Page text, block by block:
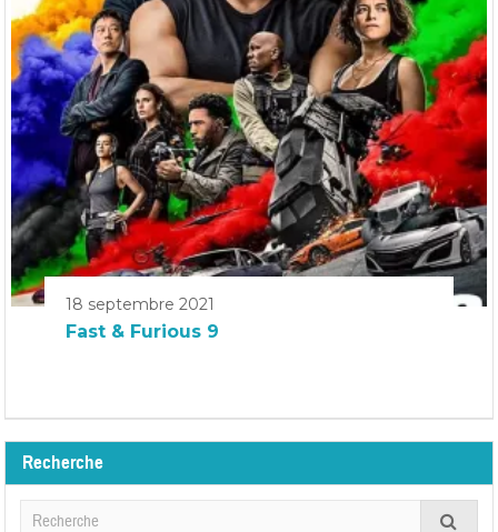
18 septembre 2021
Fast & Furious 9
Recherche